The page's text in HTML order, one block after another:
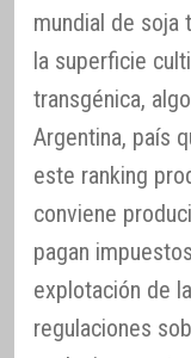
mundial de soja
la superficie
transgénica,
Argentina, país
este ranking
conviene
pagan
explotación de
regulaciones